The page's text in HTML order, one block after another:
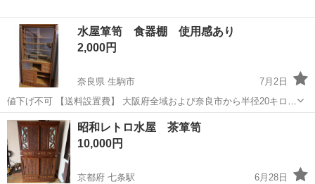
水屋箪笥 食器棚 使用感あり
2,000円
奈良県 生駒市
7月2日
値下げ不可 【送料設置費】 大阪府全域および奈良市から半径20キロ圏
内3000円 奈良市より半径30〜50キロ 5000円 記載にない地域は配送
対象外 個人配送業者使用 【商品情報】 画像で確認できます。通り
各...
奈良 生駒市 収納家具 水屋箪笥
昭和レトロ水屋 茶箪笥
10,000円
京都府 七条駅
6月28日